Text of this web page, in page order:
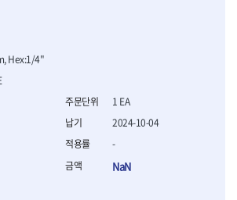
Hex:1/4"
1 EA
2024-10-04
-
NaN